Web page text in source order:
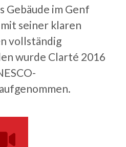
Gebäude im Genf
seiner klaren
vollständig
wurde Clarté 2016